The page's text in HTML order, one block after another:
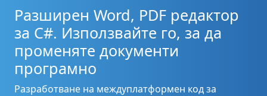
Разширен Word, PDF редактор
за C#. Използвайте го, за да
променяте документи
програмно
Разработване на междуплатформен код за